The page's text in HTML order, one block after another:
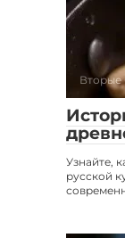
Вторые
Узнайте,
русской